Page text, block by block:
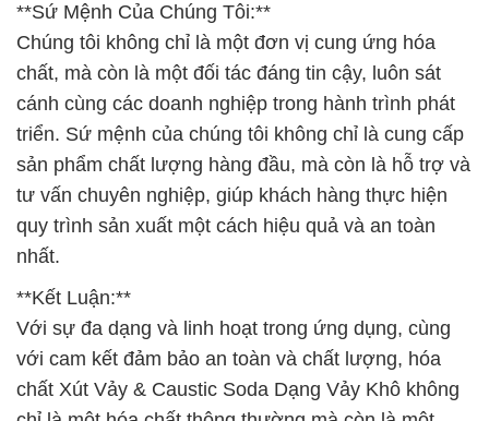
**Sứ Mệnh Của Chúng Tôi:**
Chúng tôi không chỉ là một đơn vị cung ứng hóa
chất, mà còn là một đối tác đáng tin cậy, luôn sát
cánh cùng các doanh nghiệp trong hành trình phát
triển. Sứ mệnh của chúng tôi không chỉ là cung cấp
sản phẩm chất lượng hàng đầu, mà còn là hỗ trợ và
tư vấn chuyên nghiệp, giúp khách hàng thực hiện
quy trình sản xuất một cách hiệu quả và an toàn
nhất.
**Kết Luận:**
Với sự đa dạng và linh hoạt trong ứng dụng, cùng
với cam kết đảm bảo an toàn và chất lượng, hóa
chất Xút Vảy & Caustic Soda Dạng Vảy Khô không